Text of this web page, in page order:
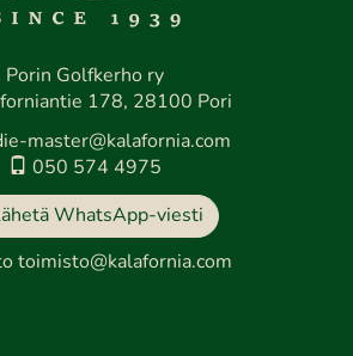
Porin Golfkerho ry
178, 28100 Pori
master@kalafornia.com
050 574 4975
WhatsApp-viesti
toimisto@kalafornia.com